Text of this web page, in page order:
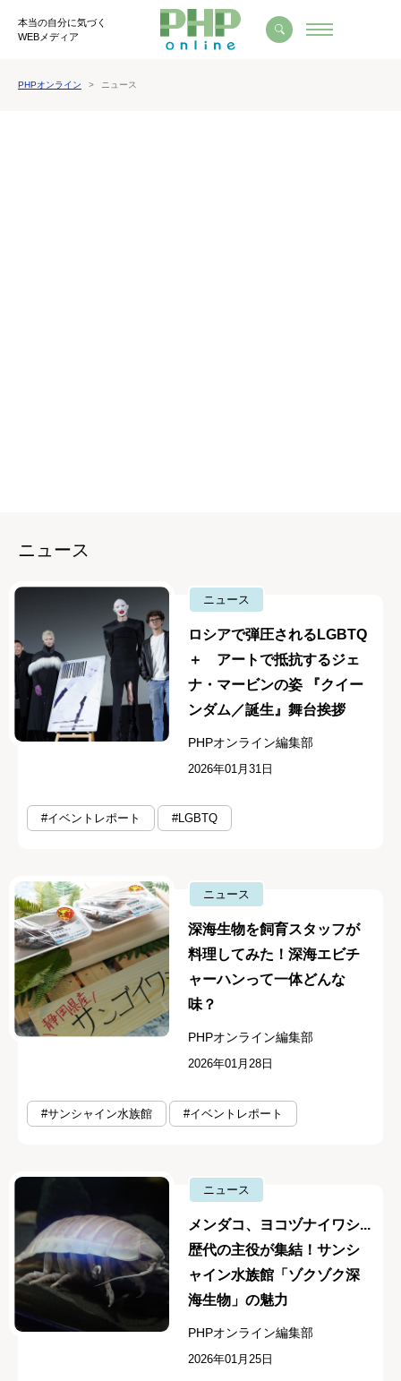
本当の自分に気づく
WEBメディア
PHPオンライン ニュース
ニュース
ニュース
ロシアで弾圧されるLGBTQ
＋ アートで抵抗するジェ
ナ・マービンの姿 『クイー
ンダム／誕生』舞台挨拶
PHPオンライン編集部
2026年01月31日
#イベントレポート #LGBTQ
ニュース
深海生物を飼育スタッフが
料理してみた！深海エビチ
ャーハンって一体どんな
味？
PHPオンライン編集部
2026年01月28日
#サンシャイン水族館 #イベントレポート
ニュース
メンダコ、ヨコヅナイワシ...
歴代の主役が集結！サンシ
ャイン水族館「ゾクゾク深
海生物」の魅力
PHPオンライン編集部
2026年01月25日